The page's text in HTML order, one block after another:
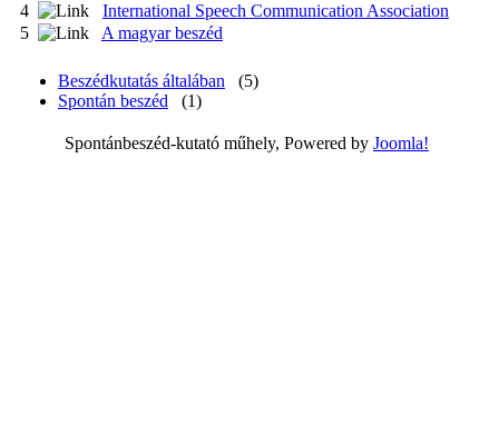
4
International Speech Communication Association
5
A magyar beszéd
Beszédkutatás általában
(5)
Spontán beszéd
(1)
Spontánbeszéd-kutató műhely, Powered by Joomla!